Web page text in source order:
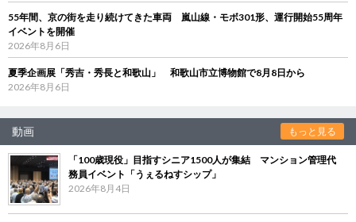
55年間、京の街を走り続けてきた車両 嵐山線・モボ301形、運行開始55周年
イベントを開催
2026年8月6日
夏季企画展「秀吉・秀長と和歌山」 和歌山市立博物館で8月8日から
2026年8月6日
動画 もっと見る
「100歳現役」目指すシニア1500人が集結 マンション管理代
務員イベント「うぇるねすシップ」
2026年8月4日